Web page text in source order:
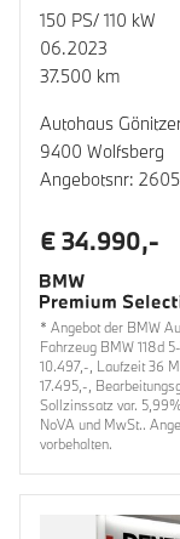
150 PS/ 110 kW
06.2023
37.500 km
Autohaus
9400 Wolfsberg
Angebotsnr:
€ 34.990,-
* Angebot der BMW
Fahrzeug BMW 118d
10.497,-, Laufzeit 36
17.495,-,
Sollzinssatz var.
NoVA und MwSt..
vorbehalten.